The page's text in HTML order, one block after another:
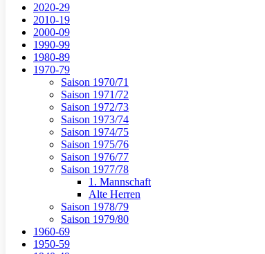
2020-29
2010-19
2000-09
1990-99
1980-89
1970-79
Saison 1970/71
Saison 1971/72
Saison 1972/73
Saison 1973/74
Saison 1974/75
Saison 1975/76
Saison 1976/77
Saison 1977/78
1. Mannschaft
Alte Herren
Saison 1978/79
Saison 1979/80
1960-69
1950-59